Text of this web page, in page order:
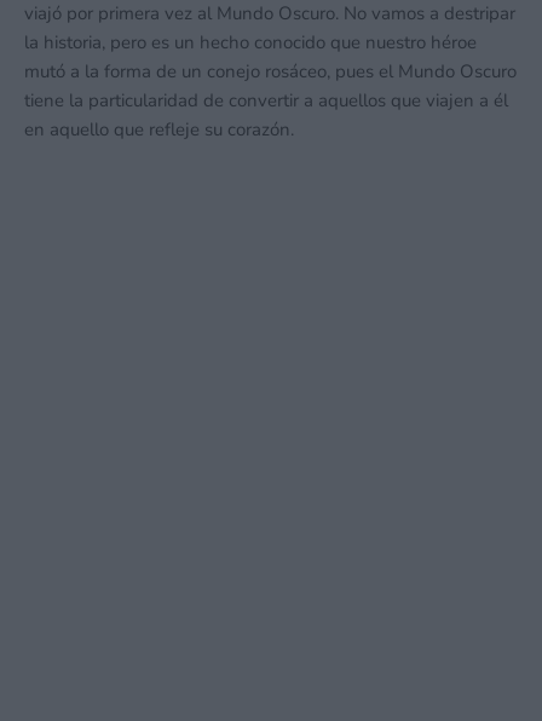
viajó por primera vez al Mundo Oscuro. No vamos a destripar
la historia, pero es un hecho conocido que nuestro héroe
mutó a la forma de un conejo rosáceo, pues el Mundo Oscuro
tiene la particularidad de convertir a aquellos que viajen a él
en aquello que refleje su corazón.